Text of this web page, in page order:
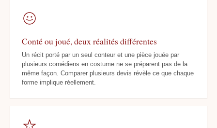
Conté ou joué, deux réalités différentes
Un récit porté par un seul conteur et une pièce jouée par
plusieurs comédiens en costume ne se préparent pas de la
même façon. Comparer plusieurs devis révèle ce que chaque
forme implique réellement.